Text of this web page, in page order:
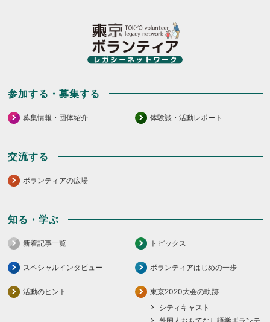
参加する・募集する
募集情報・団体紹介 体験談・活動レポート
交流する
ボランティアの広場
知る・学ぶ
新着記事一覧 トピックス
スペシャルインタビュー ボランティアはじめの一歩
活動のヒント
東京2020大会の軌跡
シティキャスト